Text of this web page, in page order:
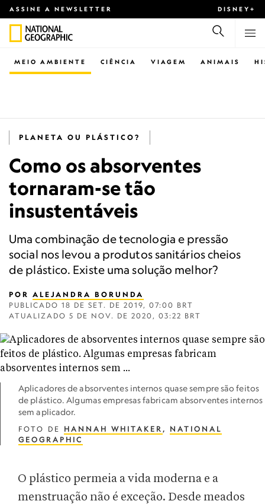
ASSINE A NEWSLETTER DISNEY+
CIÊNCIA VIAGEM ANIMAIS
MEIO AMBIENTE
PLANETA OU PLÁSTICO?
Como os absorventes
tornaram-se tão
insustentáveis
Uma combinação de tecnologia e pressão
social nos levou a produtos sanitários cheios
de plástico. Existe uma solução melhor?
POR ALEJANDRA BORUNDA
PUBLICADO 18 DE SET. DE 2019, 07:00 BRT
ATUALIZADO 5 DE NOV. DE 2020, 03:22 BRT
Aplicadores de absorventes internos quase sempre são feitos
de plástico. Algumas empresas fabricam absorventes internos
sem aplicador.
FOTO DE HANNAH WHITAKER , NATIONAL
GEOGRAPHIC
O plástico permeia a vida moderna e a
menstruação não é exceção. Desde meados